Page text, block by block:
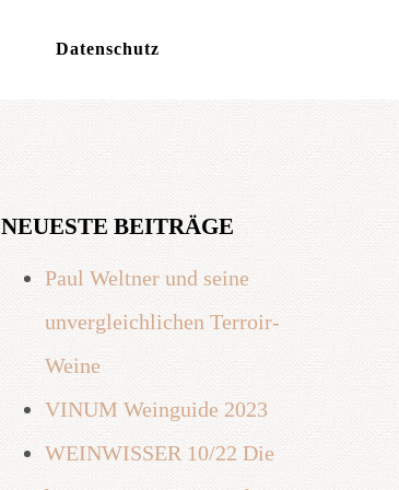
Datenschutz
NEUESTE BEITRÄGE
Paul Weltner und seine
unvergleichlichen Terroir-
Weine
VINUM Weinguide 2023
WEINWISSER 10/22 Die